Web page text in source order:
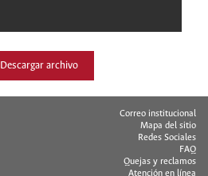
Descargar archivo
Correo institucional
Mapa del sitio
Redes Sociales
FAQ
Quejas y reclamos
Atención en línea